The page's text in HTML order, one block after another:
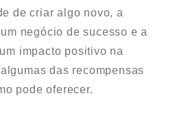
de criar algo novo, a
negócio de sucesso e a
impacto positivo na
das recompensas
pode oferecer.